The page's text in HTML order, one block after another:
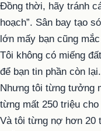
Đồng thời, hãy tránh
hoạch”. Sân bay tạo
lớn mấy bạn cũng
Tôi không có miếng
để bạn tin phần còn lại.
Nhưng tôi từng tưởng
từng mất 250 triệu
Và tôi từng nợ hơn 20